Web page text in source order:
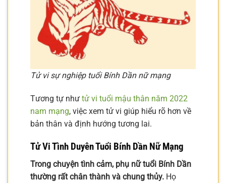
Tử vi sự nghiệp tuổi Bính Dần nữ mạng
Tương tự như tử vi tuổi mậu thân năm 2022
nam mạng, việc xem tử vi giúp hiểu rõ hơn về
bản thân và định hướng tương lai.
Tử Vi Tình Duyên Tuổi Bính Dần Nữ Mạng
Trong chuyện tình cảm, phụ nữ tuổi Bính Dần
thường rất chân thành và chung thủy. Họ